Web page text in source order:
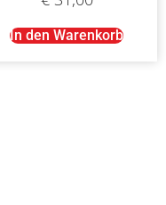
In den Warenkorb